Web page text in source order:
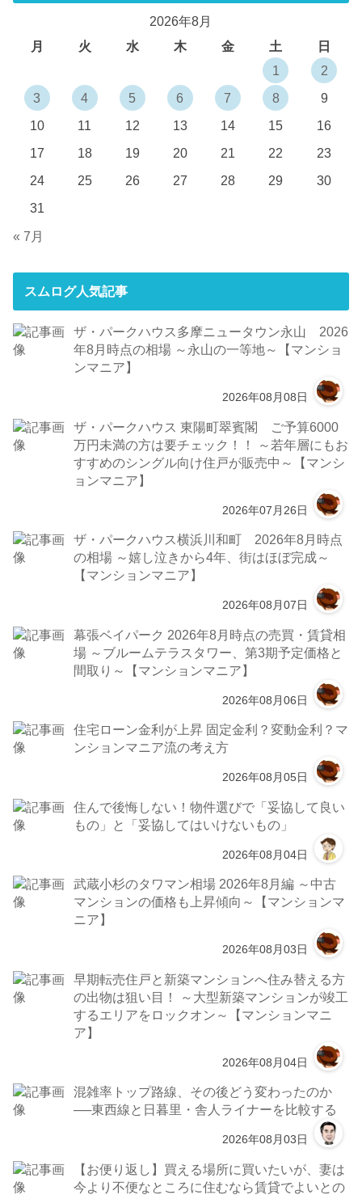
2026年8月
月
火 水 木 金 土
日
1
2
3
4 5 6 7 8
9
10
11 12 13 14 15
16
17
18 19 20 21 22
23
24
25 26 27 28 29
30
31
« 7月
スムログ人気記事
ザ・パークハウス多摩ニュータウン永山 2026
年8月時点の相場 ～永山の一等地～【マンショ
ンマニア】
2026年08月08日
ザ・パークハウス 東陽町翠賓閣 ご予算6000
万円未満の方は要チェック！！ ～若年層にもお
すすめのシングル向け住戸が販売中～【マンシ
ョンマニア】
2026年07月26日
ザ・パークハウス横浜川和町 2026年8月時点
の相場 ～嬉し泣きから4年、街はほぼ完成～
【マンションマニア】
2026年08月07日
幕張ベイパーク 2026年8月時点の売買・賃貸相
場 ～ブルームテラスタワー、第3期予定価格と
間取り～【マンションマニア】
2026年08月06日
住宅ローン金利が上昇 固定金利？変動金利？マ
ンションマニア流の考え方
2026年08月05日
住んで後悔しない！物件選びで「妥協して良い
もの」と「妥協してはいけないもの」
2026年08月04日
武蔵小杉のタワマン相場 2026年8月編 ～中古
マンションの価格も上昇傾向～【マンションマ
ニア】
2026年08月03日
早期転売住戸と新築マンションへ住み替える方
の出物は狙い目！ ～大型新築マンションが竣工
するエリアをロックオン～【マンションマニ
ア】
2026年08月04日
混雑率トップ路線、その後どう変わったのか
──東西線と日暮里・舎人ライナーを比較する
2026年08月03日
【お便り返し】買える場所に買いたいが、妻は
今より不便なところに住むなら賃貸でよいとの